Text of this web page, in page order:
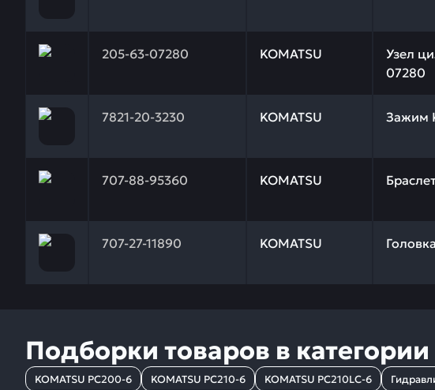
205-63-07280 KOMATSU
Узел
07280
Заказывая запчасти у нас, вы получаете гарантию качества
7821-20-3230 KOMATSU Зажим
Заказывая запчасти у нас, вы получаете гарантию качества
707-88-95360 KOMATSU
Заказывая запчасти у нас, вы получаете гарантию качества
707-27-11890 KOMATSU
Заказывая запчасти у нас, вы получаете гарантию качества
Подборки товаров в категории
KOMATSU PC200-6 KOMATSU PC210-6 KOMATSU PC210LC-6